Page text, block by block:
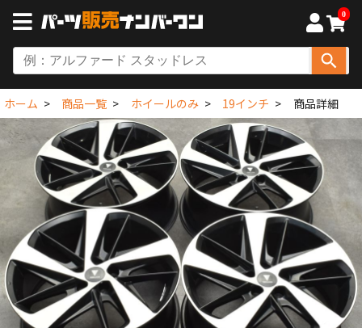
0
ホーム 商品一覧 ホイールのみ 19インチ 商品詳細